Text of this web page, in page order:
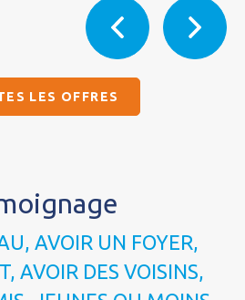
LES OFFRES
AVOIR UN FOYER,
AVOIR DES VOISINS,